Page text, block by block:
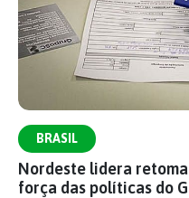
BRASIL
Nordeste lidera
força das políticas do